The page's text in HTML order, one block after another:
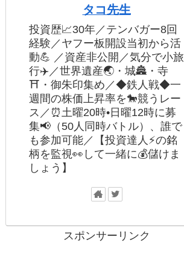
タコ先生
投資歴📈30年／テンバガー8回
経験／ヤフー板開設当初から活
動💪 ／資産非公開／気分で小旅
行✈️／世界遺産🌏・城🏯・寺
⛩・御朱印集め／◆鉄人戦◆一
週間の株価上昇率を🐎競うレー
ス／⏰土曜20時•日曜12時に募
集📢（50人同時バトル）、誰で
も参加可能／【投資達人⚡️の銘
柄を監視👀して一緒に💰儲けま
しょう】
スポンサーリンク